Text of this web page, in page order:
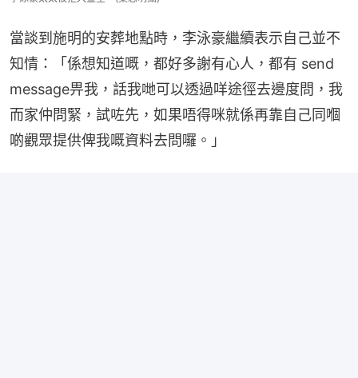
當談到施明的安葬地點時，李泳豪繼續表示自己並不
知情：「係想知道嘅，都好多謝有心人，都有 send
message畀我，話我哋可以透過咩途徑去邊度問，我
而家仲問緊，試咗先，如果唔得咪就係再靠自己同嗰
啲觀眾提供俾我嘅資料去問囉。」